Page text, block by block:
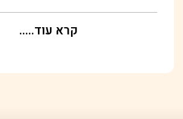
קרא עוד.....